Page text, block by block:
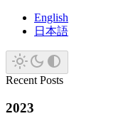
English
日本語
Recent Posts
2023